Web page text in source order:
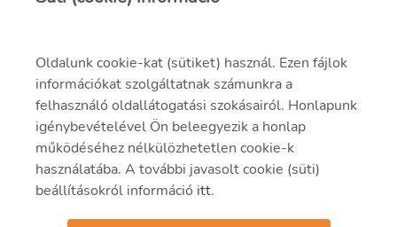
info@smartufuturelab.hu
1114 Budapest, Bartók Béla út 15.
Oldalunk cookie-kat (sütiket) használ. Ezen fájlok
információkat szolgáltatnak számunkra a
felhasználó oldallátogatási szokásairól. Honlapunk
igénybevételével Ön beleegyezik a honlap
működéséhez nélkülözhetetlen cookie-k
használatába. A további javasolt cookie (süti)
beállításokról információ itt.